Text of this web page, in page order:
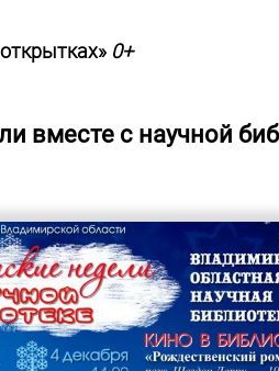
0+
вместе с научной